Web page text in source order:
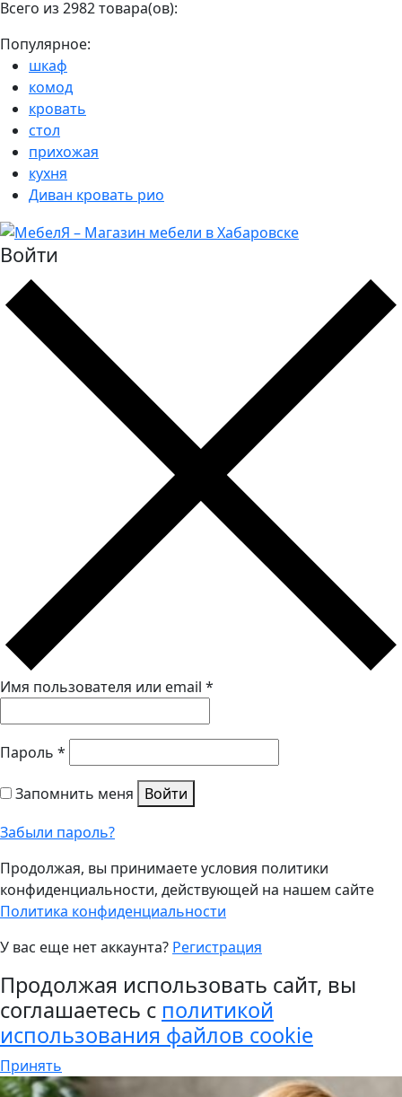
Всего из 2982 товара(ов):
Популярное:
шкаф
комод
кровать
стол
прихожая
кухня
Диван кровать рио
Войти
Имя пользователя или email *
Пароль *
Запомнить меня
Войти
Забыли пароль?
Продолжая, вы принимаете условия политики
конфиденциальности, действующей на нашем сайте
Политика конфиденциальности
У вас еще нет аккаунта? Регистрация
Продолжая использовать сайт, вы
соглашаетесь с политикой
использования файлов cookie
Принять